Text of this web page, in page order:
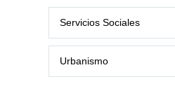
Servicios Sociales
Urbanismo